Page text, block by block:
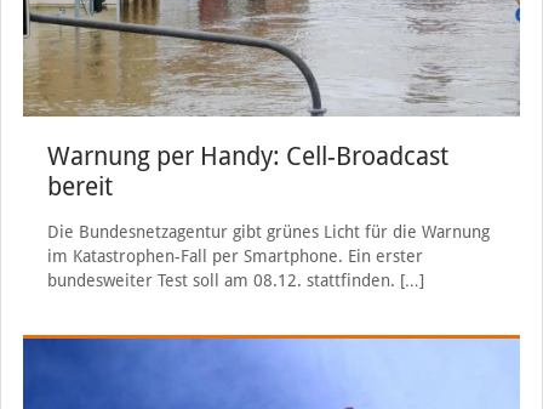
Warnung per Handy: Cell-Broadcast
bereit
Die Bundesnetzagentur gibt grünes Licht für die Warnung
im Katastrophen-Fall per Smartphone. Ein erster
bundesweiter Test soll am 08.12. stattfinden. […]